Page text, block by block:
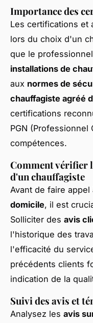
Importance des
Les certifications et
lors du choix d'un
que le
installations de
aux normes de
chauffagiste agréé
certifications
PGN (Professionnel
compétences.
Comment vérifier
d'un chauffagiste
Avant de faire appel
domicile, il est
Solliciter des avis
l'historique des
l'efficacité du
précédents clients
indication de la
Suivi des avis et
Analysez les avis